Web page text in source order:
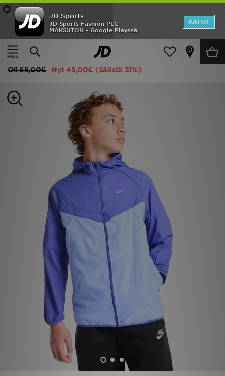
×
JD Sports
JD Sports Fashion PLC
MAKSUTON - Google Playssä
KATSO
Etusivu
Lapset Juniori Vaatteet (8-15-vuotiaat) Takit
Nike Stride Jacket Junior
Oli65,00€ Nyt 45,00€ (Säästä 31%)
Etusivu
Ale
Miehet
Jalkapallo
Lataa JD-sovellus
Minun viestini
Asiakaspalvelu ja tietoa